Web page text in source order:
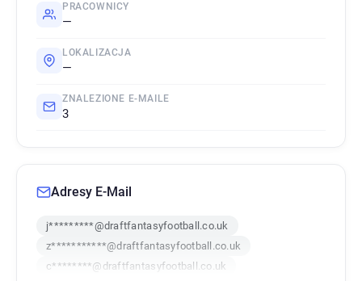
PRACOWNICY
—
LOKALIZACJA
—
ZNALEZIONE E-MAILE
3
Adresy E-Mail
j*********@draftfantasyfootball.co.uk
z***********@draftfantasyfootball.co.uk
c********@draftfantasyfootball.co.uk